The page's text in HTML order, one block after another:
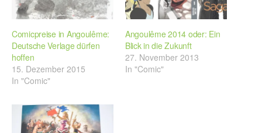
Comicpreise in Angoulême:
Deutsche Verlage dürfen
hoffen
15. Dezember 2015
In "Comic"
Angoulême 2014 oder: Ein
Blick in die Zukunft
27. November 2013
In "Comic"